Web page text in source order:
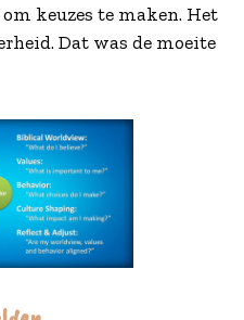
keuzes te maken. Het
Dat was de moeite